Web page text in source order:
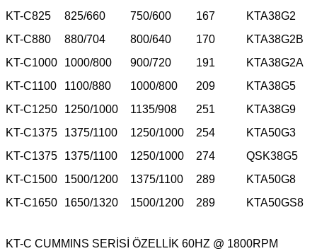
KT-C825
825/660 750/600 167
KTA38G2
KT-C880
880/704 800/640 170
KTA38G2B
KT-C1000
1000/800 900/720 191
KTA38G2A
KT-C1100
1100/880 1000/800 209
KTA38G5
KT-C1250
1250/1000 1135/908 251
KTA38G9
KT-C1375
1375/1100 1250/1000 254
KTA50G3
KT-C1375
1375/1100 1250/1000 274
QSK38G5
KT-C1500
1500/1200 1375/1100 289
KTA50G8
KT-C1650
1650/1320 1500/1200 289 KTA50GS8
KT-C CUMMINS SERİSİ ÖZELLİK 60HZ @ 1800RPM